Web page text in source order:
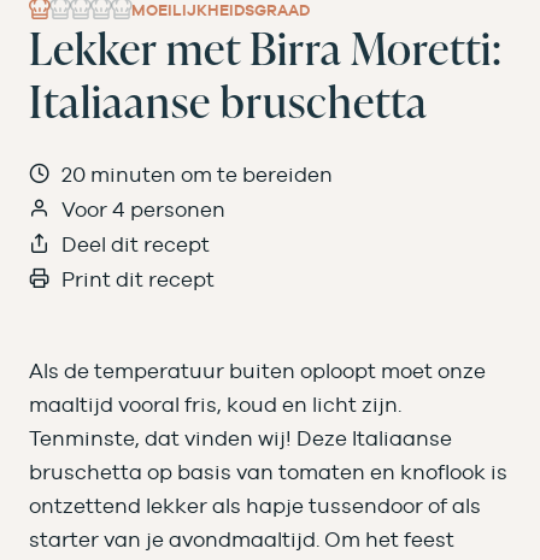
MOEILIJKHEIDSGRAAD
Lekker met Birra Moretti:
Italiaanse bruschetta
20 minuten om te bereiden
Voor 4 personen
Deel dit recept
Print dit recept
Als de temperatuur buiten oploopt moet onze
maaltijd vooral fris, koud en licht zijn.
Tenminste, dat vinden wij! Deze Italiaanse
bruschetta op basis van tomaten en knoflook is
ontzettend lekker als hapje tussendoor of als
starter van je avondmaaltijd. Om het feest